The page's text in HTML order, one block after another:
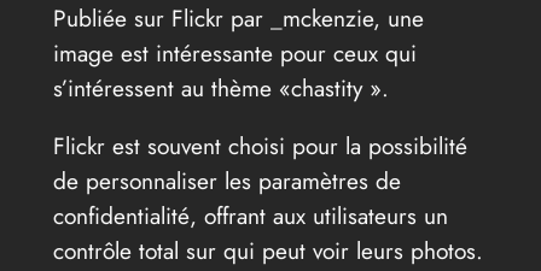
Publiée sur Flickr par _mckenzie, une
image est intéressante pour ceux qui
s’intéressent au thème «chastity ».
Flickr est souvent choisi pour la possibilité
de personnaliser les paramètres de
confidentialité, offrant aux utilisateurs un
contrôle total sur qui peut voir leurs photos.